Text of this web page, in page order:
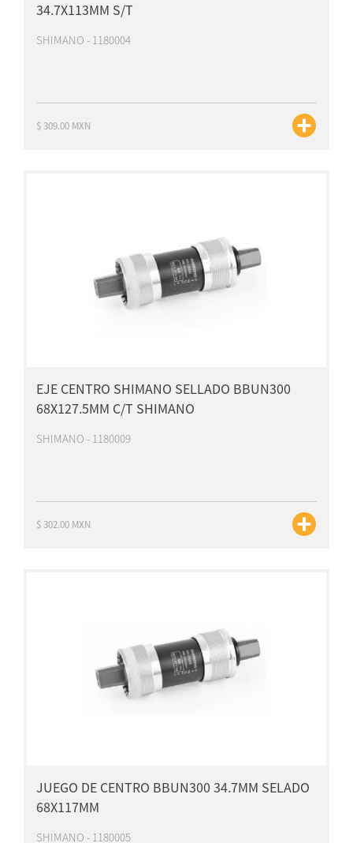
34.7X113MM S/T
SHIMANO - 1180004
$ 309.00 MXN
EJE CENTRO SHIMANO SELLADO BBUN300
68X127.5MM C/T SHIMANO
SHIMANO - 1180009
$ 302.00 MXN
JUEGO DE CENTRO BBUN300 34.7MM SELADO
68X117MM
SHIMANO - 1180005